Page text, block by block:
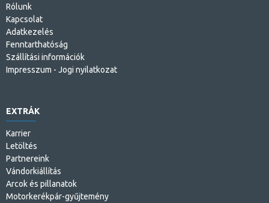
Rólunk
Kapcsolat
Adatkezelés
Fenntarthatóság
Szállítási információk
Impresszum - Jogi nyilatkozat
EXTRÁK
Karrier
Letöltés
Partnereink
Vándorkiállítás
Arcok és pillanatok
Motorkerékpár-gyűjtemény